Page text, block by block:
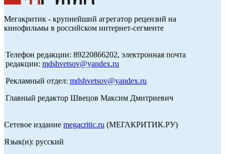
Мегакритик - крупнейший агрегатор рецензий на
кинофильмы в российском интернет-сегменте
Телефон редакции: 89220866202, электронная почта
редакции: mdshvetsov@yandex.ru
Рекламный отдел: mdshvetsov@yandex.ru
Главный редактор Швецов Максим Дмитриевич
Сетевое издание megacritic.ru (МЕГАКРИТИК.РУ)
Язык(и): русский